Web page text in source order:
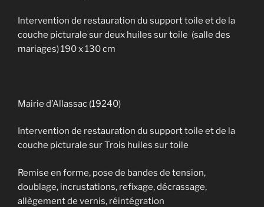
Intervention de restauration du support toile et de la
couche picturale sur deux huiles sur toile (salle des
mariages) 190 x 130 cm
Mairie d’Allassac (19240)
Intervention de restauration du support toile et de la
couche picturale sur Trois huiles sur toile
Remise en forme, pose de bandes de tension,
doublage, incrustations, refixage, décrassage,
allègement de vernis, réintégration